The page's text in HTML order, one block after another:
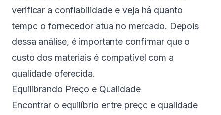
verificar a confiabilidade e veja há quanto
tempo o fornecedor atua no mercado. Depois
dessa análise, é importante confirmar que o
custo dos materiais é compatível com a
qualidade oferecida.
Equilibrando Preço e Qualidade
Encontrar o equilíbrio entre preço e qualidade